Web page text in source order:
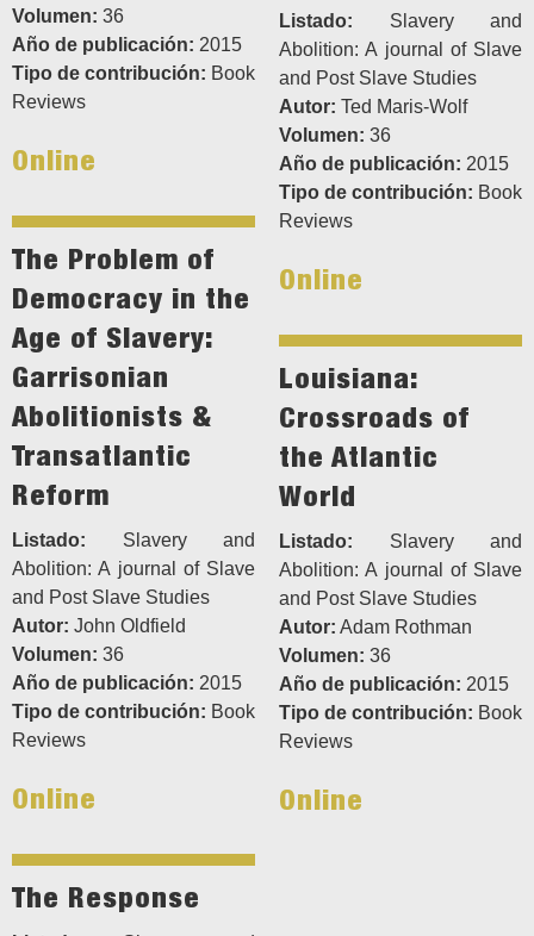
Volumen: 36
Año de publicación: 2015
Tipo de contribución: Book
Reviews
Online
Listado: Slavery and
Abolition: A journal of Slave
and Post Slave Studies
Autor: Ted Maris-Wolf
Volumen: 36
Año de publicación: 2015
Tipo de contribución: Book
Reviews
Online
The Problem of
Democracy in the
Age of Slavery:
Garrisonian
Abolitionists &
Transatlantic
Reform
Listado: Slavery and
Abolition: A journal of Slave
and Post Slave Studies
Autor: John Oldfield
Volumen: 36
Año de publicación: 2015
Tipo de contribución: Book
Reviews
Online
Louisiana:
Crossroads of
the Atlantic
World
Listado: Slavery and
Abolition: A journal of Slave
and Post Slave Studies
Autor: Adam Rothman
Volumen: 36
Año de publicación: 2015
Tipo de contribución: Book
Reviews
Online
The Response